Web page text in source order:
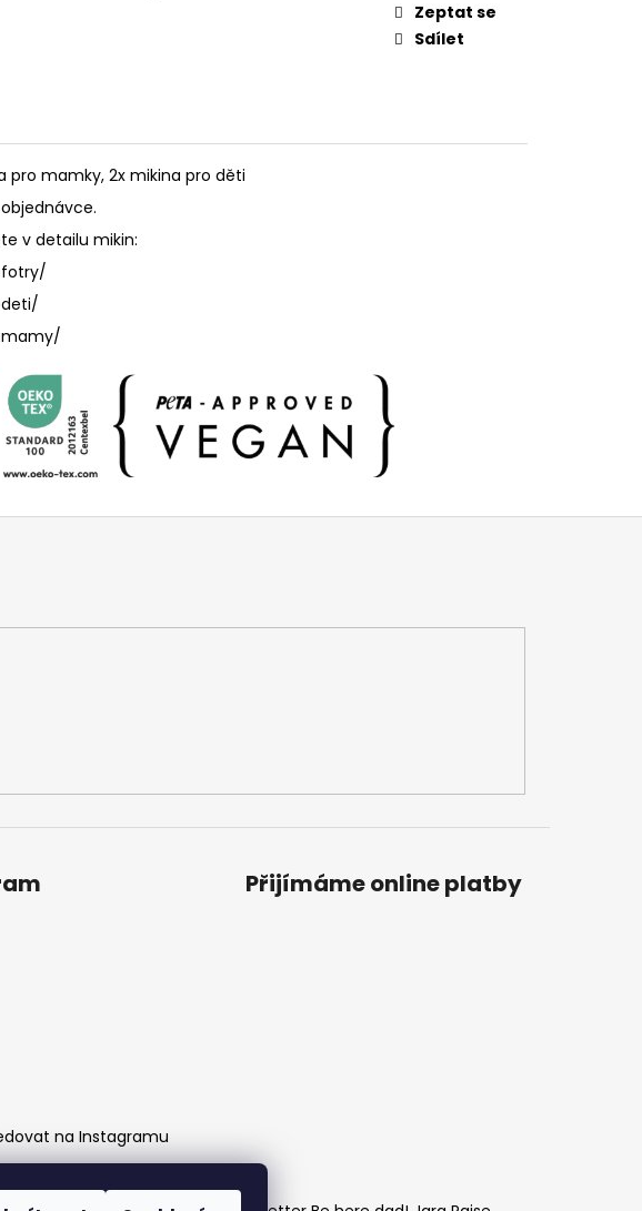
Zeptat se
Sdílet
pro mamky, 2x mikina pro děti
v detailu mikin:
na Instagramu
Přijímáme online platby